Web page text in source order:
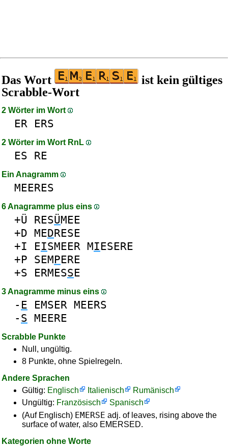
Das Wort
ist kein gültiges
Scrabble-Wort
2 Wörter im Wort
ER ERS
2 Wörter im Wort RnL
ES RE
Ein Anagramm
MEERES
6 Anagramme plus eins
+Ü RESÜMEE
+D MEDRESE
+I EISMEER MIESERE
+P SEMPERE
+S ERMESSE
3 Anagramme minus eins
- E EMSER MEERS
- S MEERE
Scrabble Punkte
Null, ungültig.
8 Punkte, ohne Spielregeln.
Andere Sprachen
Gültig: Englisch Italienisch
Rumänisch
Ungültig: Französisch
Spanisch
(Auf Englisch) EMERSE adj. of leaves, rising above the
surface of water, also EMERSED.
Kategorien ohne Worte